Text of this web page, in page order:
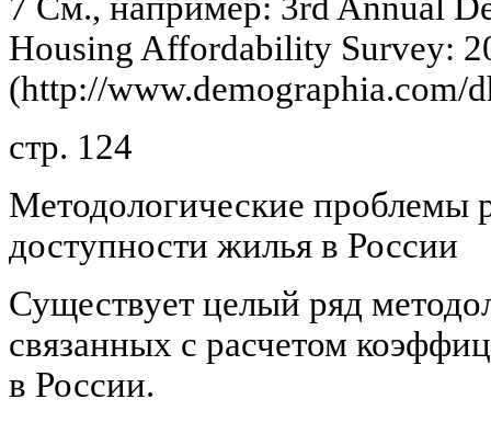
7 См., например: 3rd Annual
Housing Affordability Survey:
(http://www.demographia.com/
стр. 124
Методологические проблемы
доступности жилья в России
Существует целый ряд
связанных с расчетом
в России.